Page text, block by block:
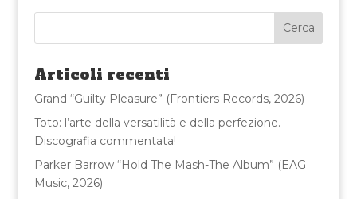
e
b
o
o
k
te
r
l
di
vi
di
Articoli recenti
Grand “Guilty Pleasure” (Frontiers Records, 2026)
Toto: l’arte della versatilità e della perfezione.
Discografia commentata!
Parker Barrow “Hold The Mash-The Album” (EAG
Music, 2026)